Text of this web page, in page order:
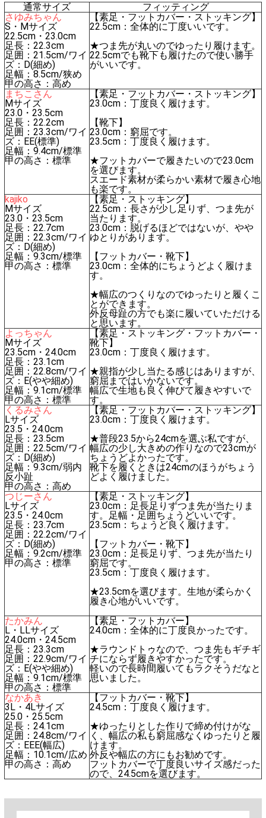
通常サイズ
フィッティング
さゆみちゃん
S・Mサイズ
22.5cm・23.0cm
足長：22.3cm
足囲：21.5cm/ワイ
ズ：D(細め)
足幅：8.5cm/狭め
甲の高さ：高め
【素足・フットカバー・ストッキング】
22.5cm：全体的に丁度いいです。
★つま先が丸いのでゆったり履けます。
22.5cmでも靴下も履けたので使い勝手
がいいです。
まちこさん
Mサイズ
23.0・23.5cm
足長：22.2cm
足囲：23.3cm/ワイ
ズ：EE(標準)
足幅：9.4cm/標準
甲の高さ：標準
【素足・フットカバー・ストッキング】
23.0cm：丁度良く履けます。
【靴下】
23.0cm：窮屈です。
23.5cm：丁度良く履けます。
★フットカバーで履きたいので23.0cm
を選びます。
スエード素材が柔らかい素材で履き心地
も楽です。
kajiko
Mサイズ
23.0・23.5cm
足長：22.7cm
足囲：22.3cm/ワイ
ズ：D(細め)
足幅：9.3cm/標準
甲の高さ：標準
【素足・ストッキング】
22.5cm：長さが少し足りず、つま先が
当たります。
23.0cm：脱げるほどではないが、やや
ゆとりがあります。
【フットカバー・靴下】
23.0cm：全体的にちょうどよく履けま
す。
★幅広のつくりなのでゆったりと履くこ
とができます。
外反母趾の方でも楽に履いていただける
と思います。
よっちゃん
Mサイズ
23.5cm・24.0cm
足長：23.1cm
足囲：22.8cm/ワイ
ズ：E(やや細め)
足幅：9.1cm/標準
甲の高さ：標準
【素足・ストッキング・フットカバー・
靴下】
23.0cm：丁度良く履けます。
★親指が少し当たる感じはありますが、
窮屈まではいかないです。
幅広で生地も良く伸びて履きやすいで
す。
くるみさん
Lサイズ
23.5・24.0cm
足長：23.5cm
足囲：22.5cm/ワイ
ズ：D(細め)
足幅：9.3cm/弱内
反小趾
甲の高さ：高め
【素足・フットカバー・ストッキング】
23.0cm：丁度良く履けます。
★普段23.5から24cmを選ぶ私ですが、
幅広の少し大きめの作りなので23cmが
ちょうどよかったです。
靴下を履くときは24cmのほうがちょう
どよく履けました。
つじーさん
Lサイズ
23.5・24.0cm
足長：23.7cm
足囲：22.2cm/ワイ
ズ：D(細め)
足幅：9.2cm/標準
甲の高さ：標準
【素足・ストッキング】
23.0cm：足長足りずつま先が当たりま
す。足幅・足囲ちょうどいいです。
23.5cm：ちょうど良く履けます。
【フットカバー・靴下】
23.0cm：足長足りず、つま先が当たり
窮屈です。
23.5cm：丁度良く履けます。
★23.5cmを選びます。生地が柔らかく
履き心地がいいです。
たかみん
L・LLサイズ
24.0cm・24.5cm
足長：23.3cm
足囲：22.9cm/ワイ
ズ：E(やや細め)
足幅：9.1cm/標準
甲の高さ：標準
【素足・フットカバー】
24.0cm：全体的に丁度良かったです。
★ラウンドトゥなので、つま先もギチギ
チにならず履きやすかったです。
軽いので長時間履いてもラクそうだなと
思いました。
なかあき
3L・4Lサイズ
25.0・25.5cm
足長：24.1cm
足囲：24.8cm/ワイ
ズ：EEE(幅広)
足幅：10.1cm/広め
甲の高さ：高め
【フットカバー・靴下】
24.5cm：丁度良く履けます。
★ゆったりとした作りで締め付けがな
く、幅広の私も窮屈感なくゆったりと履
けます。
外反や幅広の方にもお勧めです。
フットカバーで丁度良いサイズ感だった
ので、24.5cmを選びます。